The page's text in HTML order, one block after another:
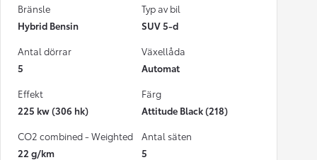
Bränsle
Hybrid Bensin
Typ av bil
SUV 5-d
Antal dörrar
5
Växellåda
Automat
Effekt
225 kw (306 hk)
Färg
Attitude Black (218)
CO2 combined - Weighted
22 g/km
Antal säten
5